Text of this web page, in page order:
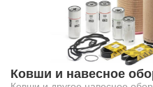
Ковши и навесное